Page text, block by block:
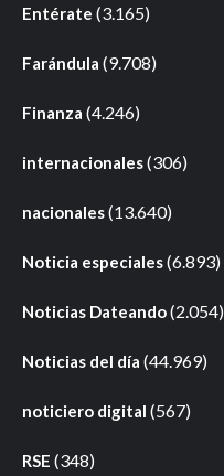
Entérate (3.165)
Farándula (9.708)
Finanza (4.246)
internacionales(306)
nacionales(13.640)
Noticia especiales(6.893)
Noticias Dateando(2.054)
Noticias del día (44.969)
noticiero digital (567)
RSE (348)